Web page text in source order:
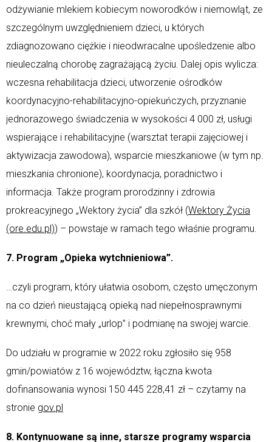
odżywianie mlekiem kobiecym noworodków i niemowląt, ze
szczególnym uwzględnieniem dzieci, u których
zdiagnozowano ciężkie i nieodwracalne upośledzenie albo
nieuleczalną chorobę zagrażającą życiu. Dalej opis wylicza:
wczesna rehabilitacja dzieci, utworzenie ośrodków
koordynacyjno-rehabilitacyjno-opiekuńczych, przyznanie
jednorazowego świadczenia w wysokości 4 000 zł, usługi
wspierające i rehabilitacyjne (warsztat terapii zajęciowej i
aktywizacja zawodowa), wsparcie mieszkaniowe (w tym np.
mieszkania chronione), koordynacja, poradnictwo i
informacja. Także program prorodzinny i zdrowia
prokreacyjnego „Wektory życia” dla szkół (Wektory Życia
(ore.edu.pl)) – powstaje w ramach tego właśnie programu.
7. Program „Opieka wytchnieniowa”.
…czyli program, który ułatwia osobom, często umęczonym
na co dzień nieustającą opieką nad niepełnosprawnymi
krewnymi, choć mały „urlop” i podmianę na swojej warcie.
Do udziału w programie w 2022 roku zgłosiło się 958
gmin/powiatów z 16 województw, łączna kwota
dofinansowania wynosi 150 445 228,41 zł – czytamy na
stronie gov.pl
8. Kontynuowane są inne, starsze programy wsparcia